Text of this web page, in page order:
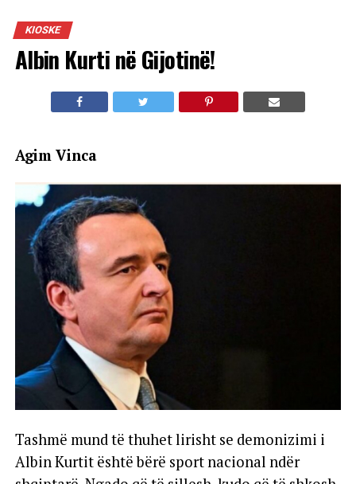
KIOSKE
Albin Kurti në Gijotinë!
Agim Vinca
Tashmë mund të thuhet lirisht se demonizimi i
Albin Kurtit është bërë sport nacional ndër